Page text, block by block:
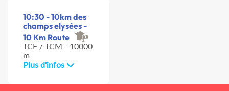
10:30 - 10km des
champs elysées -
10 Km Route
TCF / TCM - 10000
m
Plus d'infos